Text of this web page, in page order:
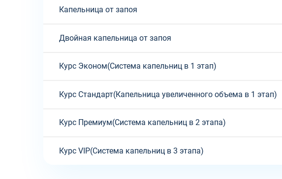
Капельница от запоя
Двойная капельница от запоя
Курс Эконом(Система капельниц в 1 этап)
Курс Стандарт(Капельница увеличенного объема в 1 этап)
Курс Премиум(Система капельниц в 2 этапа)
Курс VIP(Система капельниц в 3 этапа)